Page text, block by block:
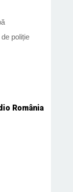
poliție
România